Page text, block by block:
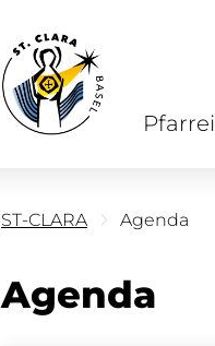
Pfarrei
ST-CLARA Agenda
Agenda